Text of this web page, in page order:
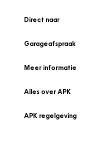
Direct naar
Garageafspraak
Meer informatie
Alles over APK
APK regelgeving